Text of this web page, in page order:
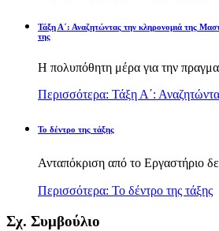
Τάξη Α΄: Αναζητώντας την κληρονομιά της
της
Η πολυπόθητη μέρα για την
Περισσότερα: Τάξη Α΄:
Το δέντρο της τάξης
Ανταπόκριση από το Εργαστήριο
Περισσότερα: Το δέντρο της τάξης
Σχ. Συμβούλιο